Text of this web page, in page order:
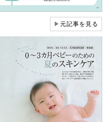
▶元記事を見る